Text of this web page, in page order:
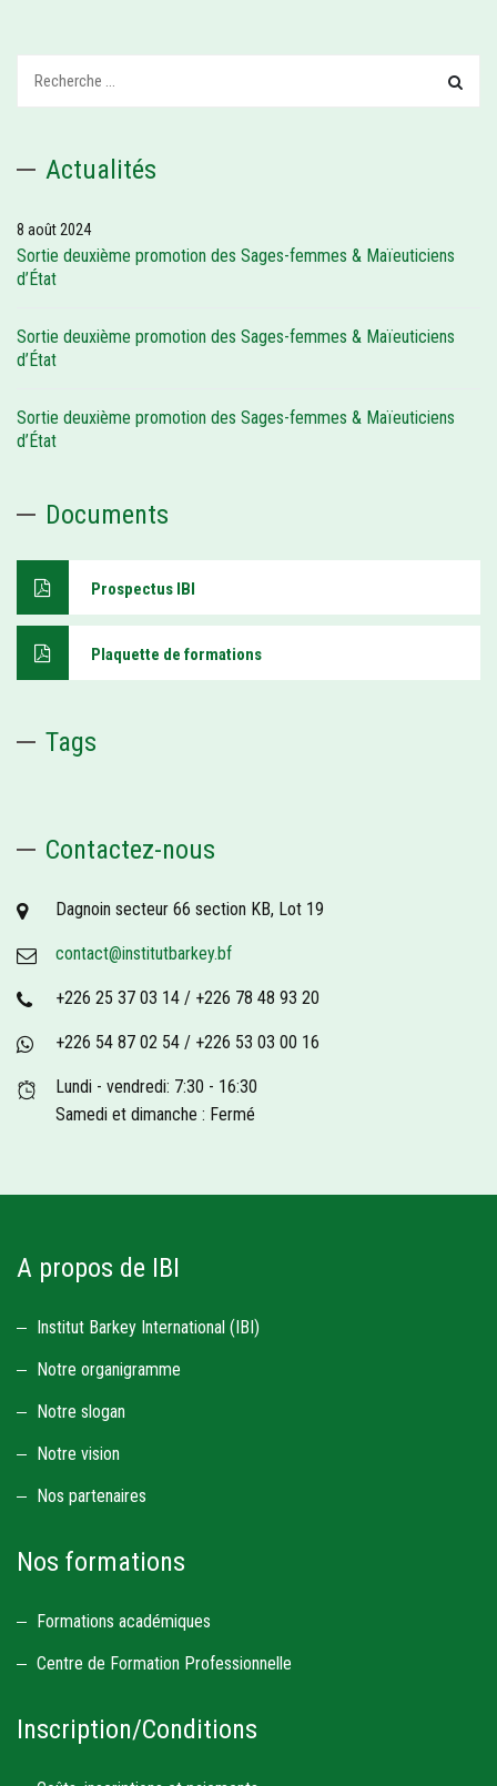
Actualités
8 août 2024
Sortie deuxième promotion des Sages-femmes & Maïeuticiens
d’État
Sortie deuxième promotion des Sages-femmes & Maïeuticiens
d’État
Sortie deuxième promotion des Sages-femmes & Maïeuticiens
d’État
Documents
Prospectus IBI
Plaquette de formations
Tags
Contactez-nous
Dagnoin secteur 66 section KB, Lot 19
contact@institutbarkey.bf
+226 25 37 03 14 / +226 78 48 93 20
+226 54 87 02 54 / +226 53 03 00 16
Lundi - vendredi: 7:30 - 16:30
Samedi et dimanche : Fermé
A propos de IBI
Institut Barkey International (IBI)
Notre organigramme
Notre slogan
Notre vision
Nos partenaires
Nos formations
Formations académiques
Centre de Formation Professionnelle
Inscription/Conditions